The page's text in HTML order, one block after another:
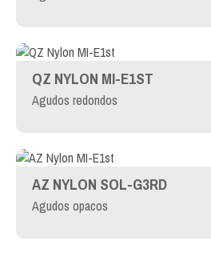
QZ NYLON MI-E1ST
Agudos redondos
AZ NYLON SOL-G3RD
Agudos opacos